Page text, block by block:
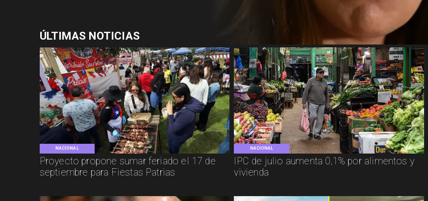
NACIONAL
Proyecto propone sumar feriado el 17 de
septiembre para Fiestas Patrias
NACIONAL
IPC de julio aumenta 0,1% por alimentos y
vivienda
ÚLTIMAS NOTICIAS